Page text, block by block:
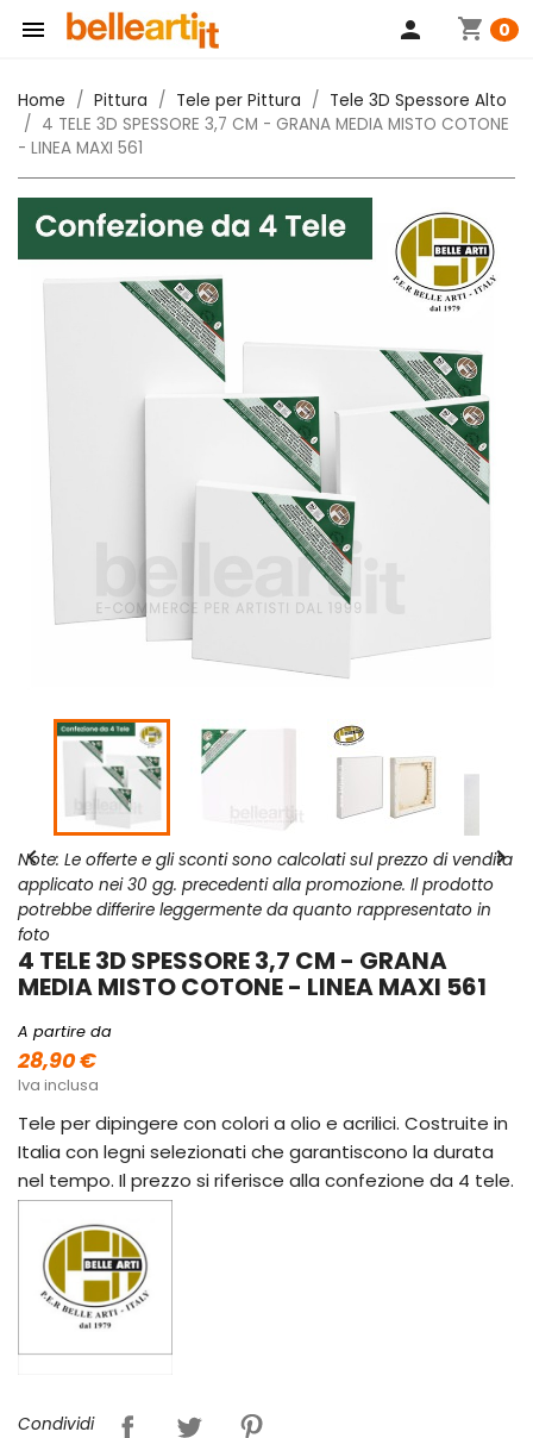
 shopping_cart 0
person
Home Pittura Tele per Pittura
Tele 3D Spessore Alto
4 TELE 3D SPESSORE 3,7 CM - GRANA MEDIA MISTO COTONE
- LINEA MAXI 561
 
Note: Le offerte e gli sconti sono calcolati sul prezzo di vendita
applicato nei 30 gg. precedenti alla promozione. Il prodotto
potrebbe differire leggermente da quanto rappresentato in
foto
4 TELE 3D SPESSORE 3,7 CM - GRANA
MEDIA MISTO COTONE - LINEA MAXI 561
A partire da
28,90 €
Iva inclusa
Tele per dipingere con colori a olio e acrilici. Costruite in
Italia con legni selezionati che garantiscono la durata
nel tempo. Il prezzo si riferisce alla confezione da 4 tele.
Condividi